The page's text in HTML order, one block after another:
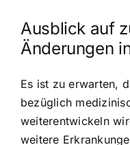
Ausblick auf
Änderungen
Es ist zu erwarten,
bezüglich
weiterentwickeln
weitere